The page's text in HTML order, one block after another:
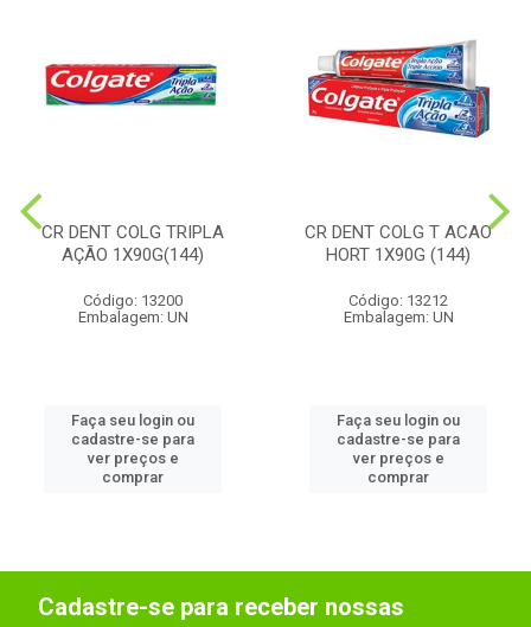
CR DENT COLG TRIPLA
AÇÃO 1X90G(144)
Código: 13200
Embalagem: UN
Faça seu login ou
cadastre-se para
ver preços e
comprar
CR DENT COLG T ACAO
HORT 1X90G (144)
Código: 13212
Embalagem: UN
Faça seu login ou
cadastre-se para
ver preços e
comprar
Cadastre-se para receber nossas